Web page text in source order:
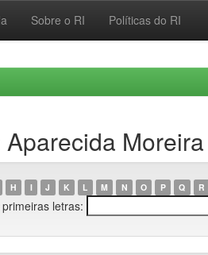
Sobre o RI Políticas do RI
Moreira
H I J K L M N O P Q R
letras: